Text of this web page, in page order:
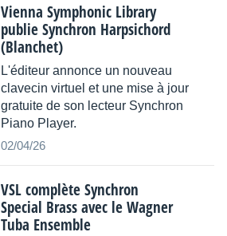
Vienna Symphonic Library
publie Synchron Harpsichord
(Blanchet)
L'éditeur annonce un nouveau
clavecin virtuel et une mise à jour
gratuite de son lecteur Synchron
Piano Player.
02/04/26
VSL complète Synchron
Special Brass avec le Wagner
Tuba Ensemble